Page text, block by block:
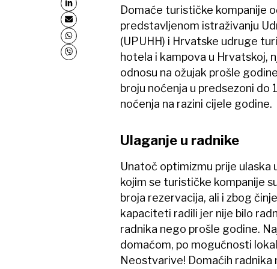
Domaće turističke kompanije
predstavljenom istraživanju
(UPUHH) i Hrvatske udruge
hotela i kampova u Hrvatskoj,
odnosu na ožujak prošle
broju noćenja u predsezoni do
noćenja na razini cijele godine.
Ulaganje u radnike
Unatoč optimizmu prije ulaska
kojim se turističke kompanije
broja rezervacija, ali i zbog
kapaciteti radili jer nije bilo
radnika nego prošle godine.
domaćom, po mogućnosti
Neostvarive! Domaćih radnika